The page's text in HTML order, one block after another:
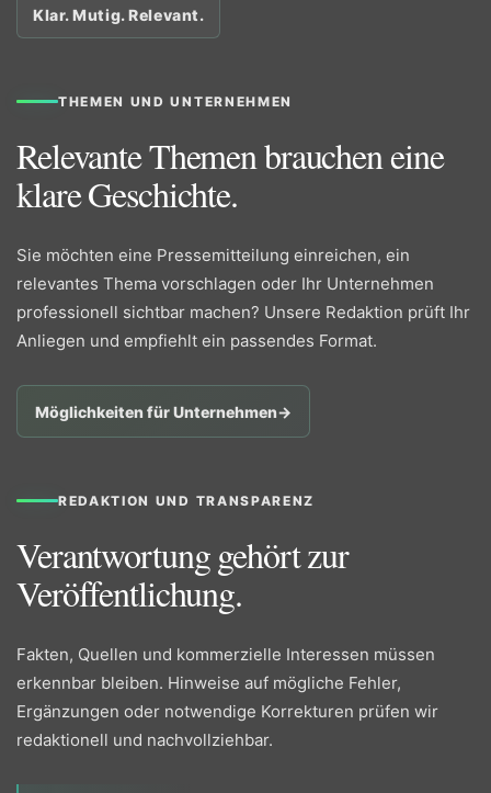
Klar. Mutig. Relevant.
THEMEN UND UNTERNEHMEN
Relevante Themen brauchen eine
klare Geschichte.
Sie möchten eine Pressemitteilung einreichen, ein
relevantes Thema vorschlagen oder Ihr Unternehmen
professionell sichtbar machen? Unsere Redaktion prüft Ihr
Anliegen und empfiehlt ein passendes Format.
Möglichkeiten für Unternehmen→
REDAKTION UND TRANSPARENZ
Verantwortung gehört zur
Veröffentlichung.
Fakten, Quellen und kommerzielle Interessen müssen
erkennbar bleiben. Hinweise auf mögliche Fehler,
Ergänzungen oder notwendige Korrekturen prüfen wir
redaktionell und nachvollziehbar.